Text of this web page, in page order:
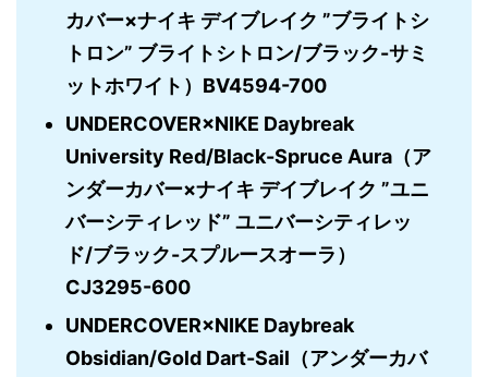
カバー×ナイキ デイブレイク ”ブライトシ
トロン” ブライトシトロン/ブラック-サミ
ットホワイト）BV4594-700
UNDERCOVER×NIKE Daybreak
University Red/Black-Spruce Aura（ア
ンダーカバー×ナイキ デイブレイク ”ユニ
バーシティレッド” ユニバーシティレッ
ド/ブラック-スプルースオーラ）
CJ3295-600
UNDERCOVER×NIKE Daybreak
Obsidian/Gold Dart-Sail（アンダーカバ